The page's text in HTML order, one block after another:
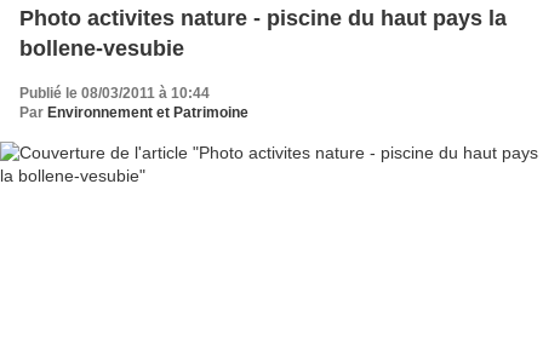
Photo activites nature - piscine du haut pays la
bollene-vesubie
Publié le 08/03/2011 à 10:44
Par Environnement et Patrimoine